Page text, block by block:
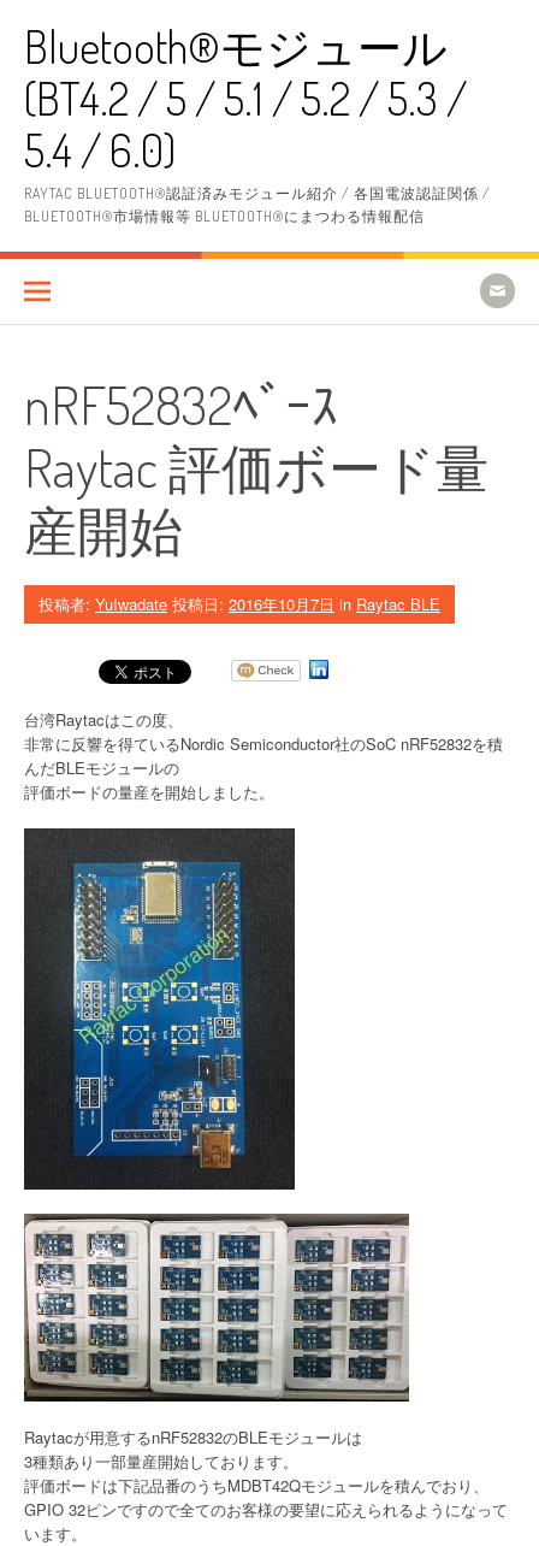
Bluetooth®モジュール
(BT4.2 / 5 / 5.1 / 5.2 / 5.3 /
5.4 / 6.0)
RAYTAC BLUETOOTH®認証済みモジュール紹介 / 各国電波認証関係 /
BLUETOOTH®市場情報等 BLUETOOTH®にまつわる情報配信
nRF52832ﾍﾞｰｽ
Raytac 評価ボード量
産開始
投稿者: YuIwadate 投稿日: 2016年10月7日 in Raytac BLE
台湾Raytacはこの度、
非常に反響を得ているNordic Semiconductor社のSoC nRF52832を積
んだBLEモジュールの
評価ボードの量産を開始しました。
Raytacが用意するnRF52832のBLEモジュールは
3種類あり一部量産開始しております。
評価ボードは下記品番のうちMDBT42Qモジュールを積んでおり、
GPIO 32ピンですので全てのお客様の要望に応えられるようになって
います。